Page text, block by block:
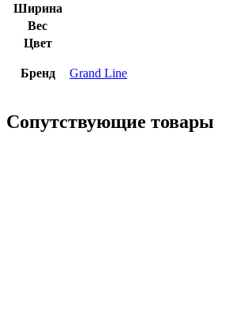
Ширина
Вес
Цвет
Бренд Grand Line
Сопутствующие товары